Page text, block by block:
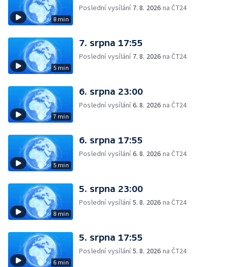
8 min
Poslední vysílání 7. 8. 2026 na ČT24
5 min
7. srpna 17:55
Poslední vysílání 7. 8. 2026 na ČT24
7 min
6. srpna 23:00
Poslední vysílání6. 8. 2026 na ČT24
5 min
6. srpna 17:55
Poslední vysílání6. 8. 2026 na ČT24
8 min
5. srpna 23:00
Poslední vysílání5. 8. 2026 na ČT24
6 min
5. srpna 17:55
Poslední vysílání5. 8. 2026 na ČT24